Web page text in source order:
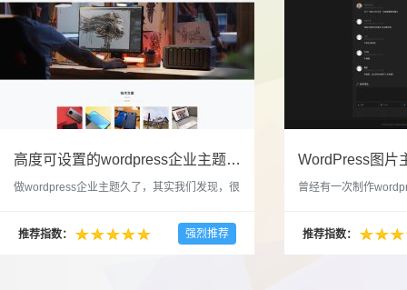
高度可设置的wordpress企业主题indigo分享
做wordpress企业主题久了，其实我们发现，很
配色和元素细节。为此我们创造了一个高可设
置，并且模块可以重复利用的wordpress企业主
推荐指数： 强烈推荐
曾经有一次制作
分享站也行，说是分
推荐指数：